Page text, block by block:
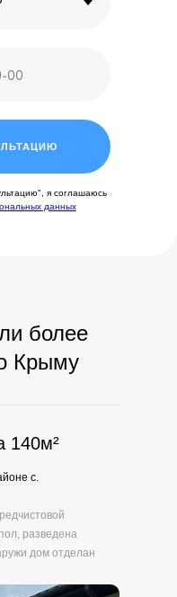
я соглашаюсь
данных
более
Крыму
140м²
с.
разведена
дом отделан